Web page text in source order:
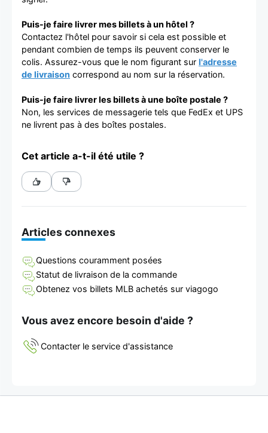
Puis-je faire livrer mes billets à un hôtel ?
Contactez l'hôtel pour savoir si cela est possible et
pendant combien de temps ils peuvent conserver le
colis. Assurez-vous que le nom figurant sur l'adresse
de livraison correspond au nom sur la réservation.
Puis-je faire livrer les billets à une boîte postale ?
Non, les services de messagerie tels que FedEx et UPS
ne livrent pas à des boîtes postales.
Cet article a-t-il été utile ?
Articles connexes
Questions couramment posées
Statut de livraison de la commande
Obtenez vos billets MLB achetés sur viagogo
Vous avez encore besoin d'aide ?
Contacter le service d'assistance